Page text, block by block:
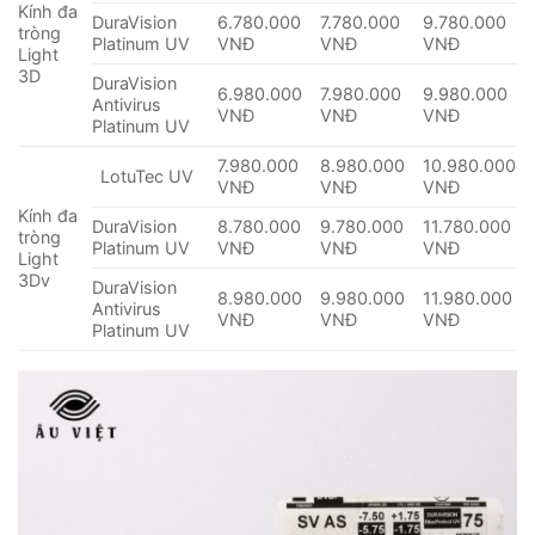
Kính đa
tròng
Light
3D
DuraVision
Platinum UV
6.780.000
VNĐ
7.780.000
VNĐ
9.780.000
VNĐ
DuraVision
Antivirus
Platinum UV
6.980.000
VNĐ
7.980.000
VNĐ
9.980.000
VNĐ
Kính đa
tròng
Light
3Dv
LotuTec UV
7.980.000
VNĐ
8.980.000
VNĐ
10.980.000
VNĐ
DuraVision
Platinum UV
8.780.000
VNĐ
9.780.000
VNĐ
11.780.000
VNĐ
DuraVision
Antivirus
Platinum UV
8.980.000
VNĐ
9.980.000
VNĐ
11.980.000
VNĐ